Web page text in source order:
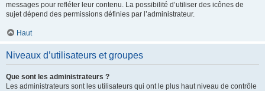
messages pour refléter leur contenu. La possibilité d’utiliser des icônes de
sujet dépend des permissions définies par l’administrateur.
Haut
Niveaux d’utilisateurs et groupes
Que sont les administrateurs ?
Les administrateurs sont les utilisateurs qui ont le plus haut niveau de contrôle